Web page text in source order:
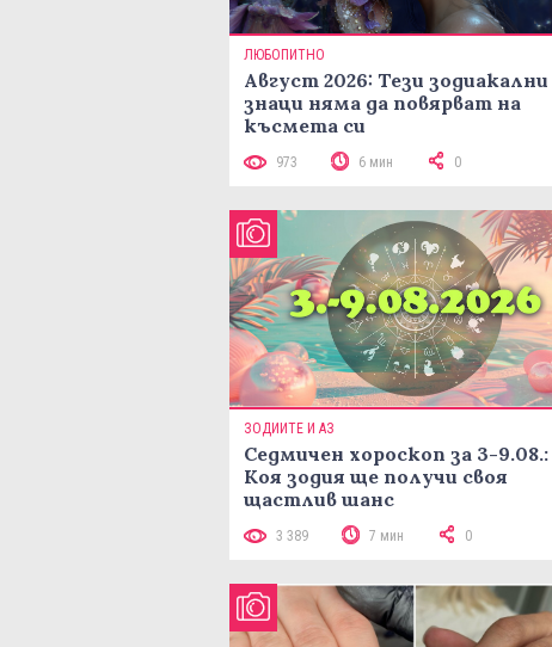
ЛЮБОПИТНО
Август 2026: Тези зодиакални
знаци няма да повярват на
късмета си
973 6 мин 0
ЗОДИИТЕ И АЗ
Седмичен хороскоп за 3-9.08.:
Коя зодия ще получи своя
щастлив шанс
3 389 7 мин 0